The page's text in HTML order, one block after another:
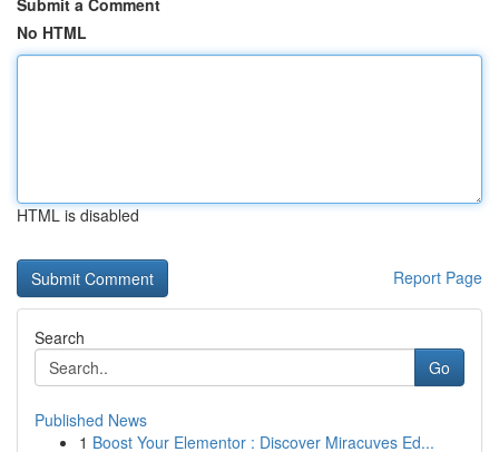
Submit a Comment
No HTML
HTML is disabled
Report Page
Search
Go
Published News
1 Boost Your Elementor : Discover Miracuves Ed...